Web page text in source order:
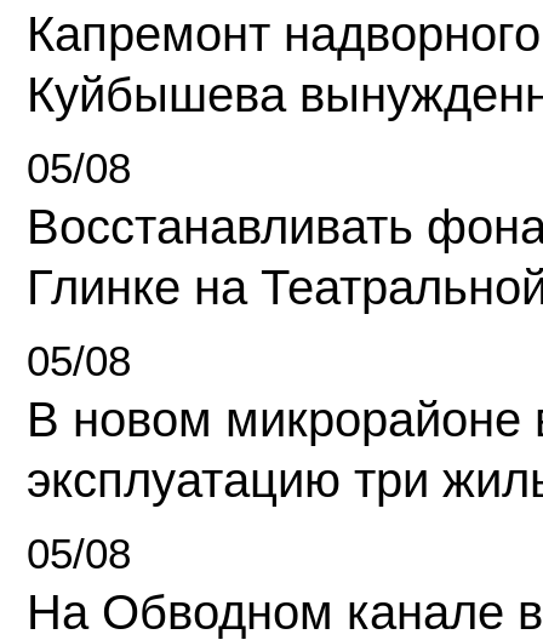
Капремонт
Куйбышева
05/08
Восстанавливать
Глинке на
05/08
В новом микрорайоне
эксплуатацию три
05/08
На Обводном канале